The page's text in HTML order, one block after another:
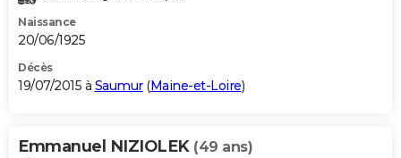
Naissance
20/06/1925
Décès
19/07/2015 à Saumur(Maine-et-Loire)
Emmanuel NIZIOLEK (49 ans)